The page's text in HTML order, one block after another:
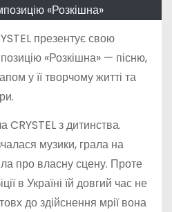
«Розкішна»
презентує свою
«Розкішна» — пісню,
у її творчому житті та
з дитинства.
музики, грала на
про власну сцену. Проте
в Україні їй довгий час не
до здійснення мрії вона